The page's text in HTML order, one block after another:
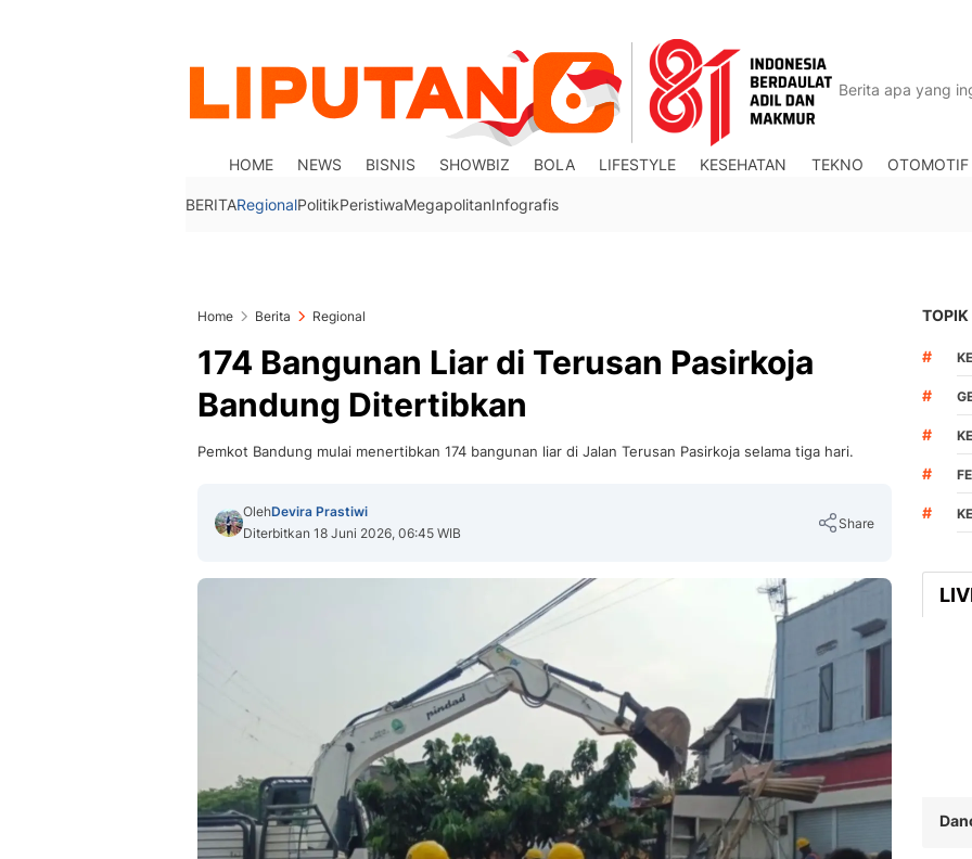
HOME NEWS BISNIS SHOWBIZ BOLA LIFESTYLE KESEHATAN TEKNO OTOMOTIF
BERITARegionalPolitikPeristiwaMegapolitanInfografis
Home Berita Regional
174 Bangunan Liar di Terusan Pasirkoja
Bandung Ditertibkan
Pemkot Bandung mulai menertibkan 174 bangunan liar di Jalan Terusan Pasirkoja selama tiga hari.
OlehDevira Prastiwi
Diterbitkan 18 Juni 2026, 06:45 WIB
Share
Copy Link
TOPIK
#
#
#
#
#